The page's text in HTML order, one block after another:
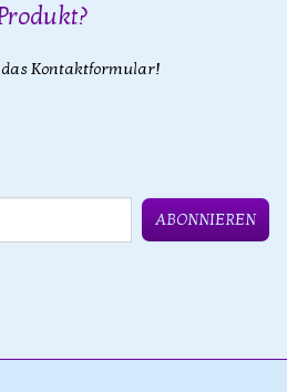
Kontaktformular!
ABONNIEREN